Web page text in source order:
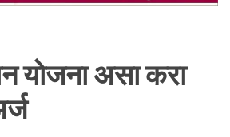
योजना असा करा